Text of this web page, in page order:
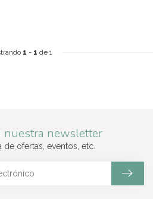
1 - 1 de 1
nuestra newsletter
de ofertas, eventos, etc.